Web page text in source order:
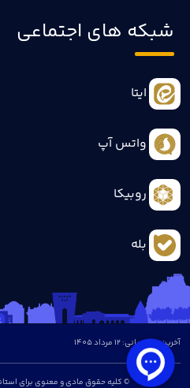
شبکه های اجتماعی
ایتا
واتس آپ
روبیکا
بله
آخرین بروزرسانی: 12 مرداد 1405
© کلیه حقوق مادی و معنوی برای